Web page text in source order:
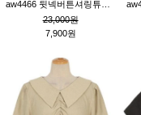
23,000원
7,900원